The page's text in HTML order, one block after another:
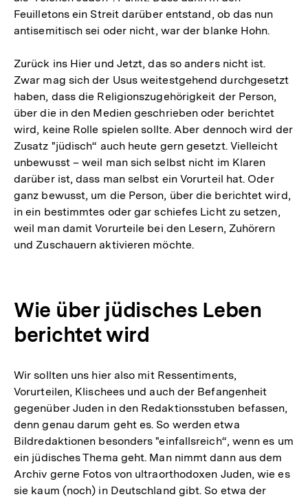
Feuilletons ein Streit darüber entstand, ob das nun
antisemitisch sei oder nicht, war der blanke Hohn.
Zurück ins Hier und Jetzt, das so anders nicht ist.
Zwar mag sich der Usus weitestgehend durchgesetzt
haben, dass die Religionszugehörigkeit der Person,
über die in den Medien geschrieben oder berichtet
wird, keine Rolle spielen sollte. Aber dennoch wird der
Zusatz "jüdisch“ auch heute gern gesetzt. Vielleicht
unbewusst – weil man sich selbst nicht im Klaren
darüber ist, dass man selbst ein Vorurteil hat. Oder
ganz bewusst, um die Person, über die berichtet wird,
in ein bestimmtes oder gar schiefes Licht zu setzen,
weil man damit Vorurteile bei den Lesern, Zuhörern
und Zuschauern aktivieren möchte.
Wie über jüdisches Leben
berichtet wird
Wir sollten uns hier also mit Ressentiments,
Vorurteilen, Klischees und auch der Befangenheit
gegenüber Juden in den Redaktionsstuben befassen,
denn genau darum geht es. So werden etwa
Bildredaktionen besonders "einfallsreich“, wenn es um
ein jüdisches Thema geht. Man nimmt dann aus dem
Archiv gerne Fotos von ultraorthodoxen Juden, wie es
sie kaum (noch) in Deutschland gibt. So etwa der